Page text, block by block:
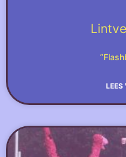
LEES